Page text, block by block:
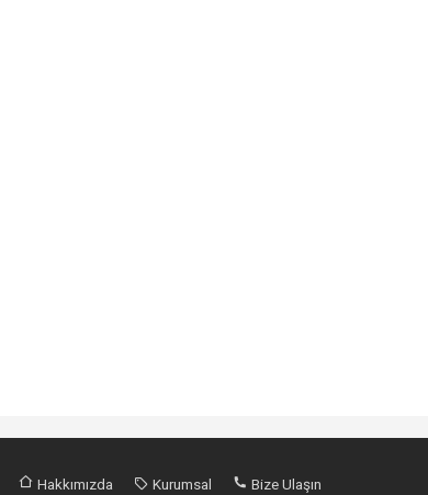
Hakkımızda Kurumsal Bize Ulaşın